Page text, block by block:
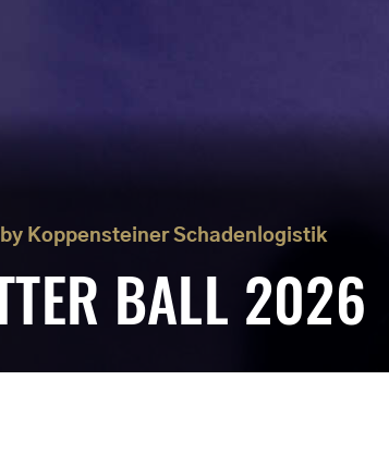
Koppensteiner Schadenlogistik
BALL 2026